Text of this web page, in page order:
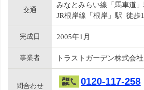
交通
みなとみらい線「馬車道
JR根岸線「根岸」駅 徒歩
完成日 2005年1月
事業者 トラストガーデン株式会社
問合わせ 0120-117-258